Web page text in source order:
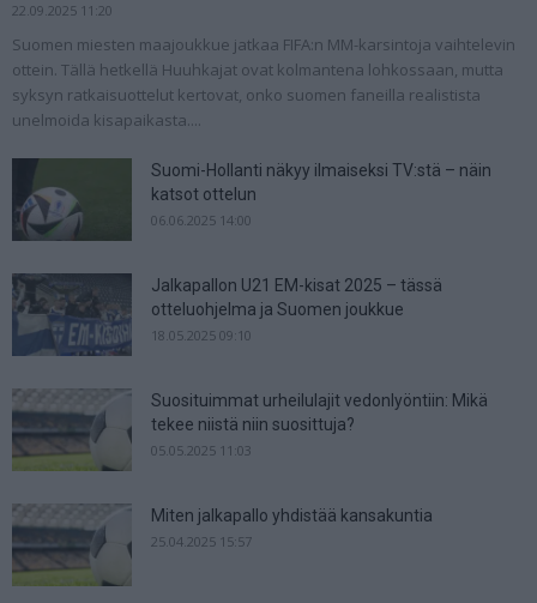
22.09.2025 11:20
Suomen miesten maajoukkue jatkaa FIFA:n MM-karsintoja vaihtelevin
ottein. Tällä hetkellä Huuhkajat ovat kolmantena lohkossaan, mutta
syksyn ratkaisuottelut kertovat, onko suomen faneilla realistista
unelmoida kisapaikasta....
Suomi-Hollanti näkyy ilmaiseksi TV:stä – näin
katsot ottelun
06.06.2025 14:00
Jalkapallon U21 EM-kisat 2025 – tässä
otteluohjelma ja Suomen joukkue
18.05.2025 09:10
Suosituimmat urheilulajit vedonlyöntiin: Mikä
tekee niistä niin suosittuja?
05.05.2025 11:03
Miten jalkapallo yhdistää kansakuntia
25.04.2025 15:57